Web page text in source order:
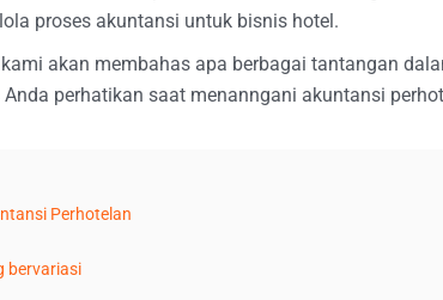
proses akuntansi untuk bisnis hotel.
akan membahas apa berbagai tantangan
perhatikan saat menanngani akuntansi
Perhotelan
bervariasi